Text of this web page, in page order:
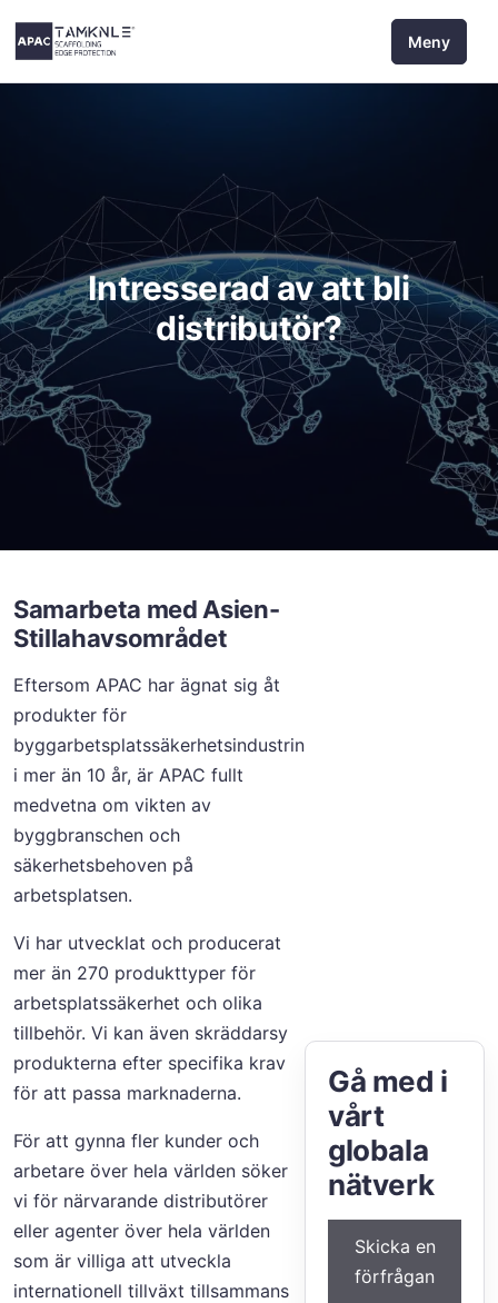
till
Meny
Intresserad av att bli
distributör?
Samarbeta med Asien-
Stillahavsområdet
Eftersom APAC har ägnat sig åt
produkter för
byggarbetsplatssäkerhetsindustrin
i mer än 10 år, är APAC fullt
medvetna om vikten av
byggbranschen och
säkerhetsbehoven på
arbetsplatsen.
Vi har utvecklat och producerat
mer än 270 produkttyper för
arbetsplatssäkerhet och olika
tillbehör. Vi kan även skräddarsy
produkterna efter specifika krav
för att passa marknaderna.
För att gynna fler kunder och
arbetare över hela världen söker
vi för närvarande distributörer
eller agenter över hela världen
som är villiga att utveckla
internationell tillväxt tillsammans
Gå med i
vårt
globala
nätverk
Skicka en
förfrågan